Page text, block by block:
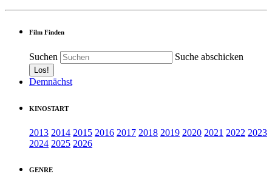
Film Finden
Suchen Suche abschicken
Demnächst
KINOSTART
2013 2014 2015 2016 2017 2018 2019 2020 2021 2022 2023
2024 2025 2026
GENRE